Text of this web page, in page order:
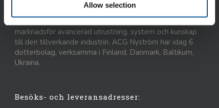
Allow selection
marknadsför avancerad utrustning, system och kunskap
till den tillverkande industrin. ACG Nyström har idag 6
dotterbolag, verksamma i Finland, Danmark, Baltikum,
Ukraina.
Besöks- och leveransadresser: